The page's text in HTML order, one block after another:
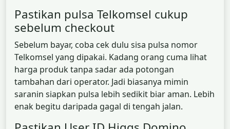
Pastikan pulsa Telkomsel cukup
sebelum checkout
Sebelum bayar, coba cek dulu sisa pulsa nomor
Telkomsel yang dipakai. Kadang orang cuma lihat
harga produk tanpa sadar ada potongan
tambahan dari operator. Jadi biasanya mimin
saranin siapkan pulsa lebih sedikit biar aman. Lebih
enak begitu daripada gagal di tengah jalan.